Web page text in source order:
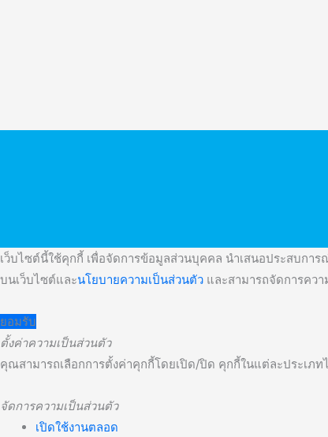
เว็บไซต์นี้ใช้คุกกี้ เพื่อจัดการข้อมูลส่วนบุคคล นำเสนอประสบก
บนเว็บไซต์และนโยบายความเป็นส่วนตัว และสามารถจัดการคว
ยอมรับ
ตั้งค่าความเป็นส่วนตัว
คุณสามารถเลือกการตั้งค่าคุกกี้โดยเปิด/ปิด คุกกี้ในแต่ละประเภ
จัดการความเป็นส่วนตัว
เปิดใช้งานตลอด